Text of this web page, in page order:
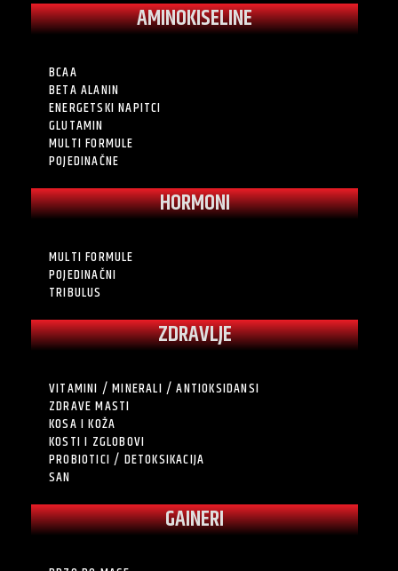
AMINOKISELINE
BCAA
BETA ALANIN
ENERGETSKI NAPITCI
GLUTAMIN
MULTI FORMULE
POJEDINAČNE
HORMONI
MULTI FORMULE
POJEDINAČNI
TRIBULUS
ZDRAVLJE
VITAMINI / MINERALI / ANTIOKSIDANSI
ZDRAVE MASTI
KOSA I KOŽA
KOSTI I ZGLOBOVI
PROBIOTICI / DETOKSIKACIJA
SAN
GAINERI